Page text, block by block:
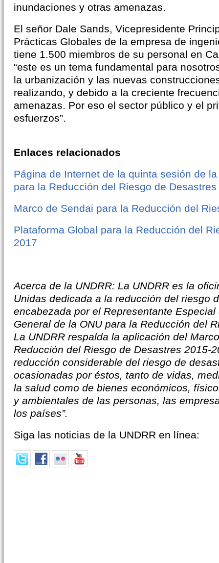
inundaciones y otras amenazas.
El señor Dale Sands, Vicepresidente
Prácticas Globales de la empresa de
tiene 1.500 miembros de su personal en
“este es un tema fundamental para
la urbanización y las nuevas
realizando, y debido a la creciente
amenazas. Por eso el sector público y el
esfuerzos”.
Enlaces relacionados
Página de Internet de la quinta sesión de
para la Reducción del Riesgo de
Marco de Sendai para la Reducción del
Plataforma Global para la Reducción del
2017
Acerca de la UNDRR: La UNDRR es la
Unidas dedicada a la reducción del riesgo
encabezada por el Representante Especial
General de la ONU para la Reducción del
La UNDRR respalda la aplicación del
Reducción del Riesgo de Desastres 2015-
reducción considerable del riesgo de
ocasionadas por éstos, tanto de vidas,
la salud como de bienes económicos,
y ambientales de las personas, las
los países”.
Siga las noticias de la UNDRR en línea: